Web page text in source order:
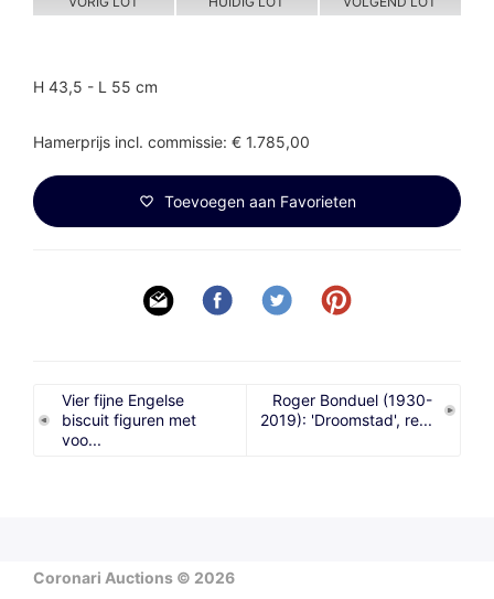
H 43,5 - L 55 cm
Hamerprijs incl. commissie: € 1.785,00
Toevoegen aan Favorieten
Vier fijne Engelse
biscuit figuren met
voo...
Roger Bonduel (1930-
2019): 'Droomstad', re...
Coronari Auctions © 2026